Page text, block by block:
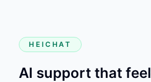
HEICHAT
AI support that